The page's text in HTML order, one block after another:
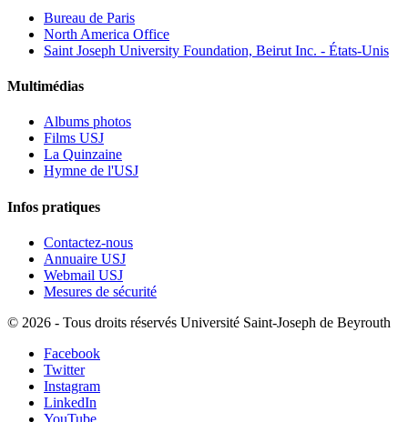
Bureau de Paris
North America Office
Saint Joseph University Foundation, Beirut Inc. - États-Unis
Multimédias
Albums photos
Films USJ
La Quinzaine
Hymne de l'USJ
Infos pratiques
Contactez-nous
Annuaire USJ
Webmail USJ
Mesures de sécurité
© 2026 - Tous droits réservés Université Saint-Joseph de Beyrouth
Facebook
Twitter
Instagram
LinkedIn
YouTube